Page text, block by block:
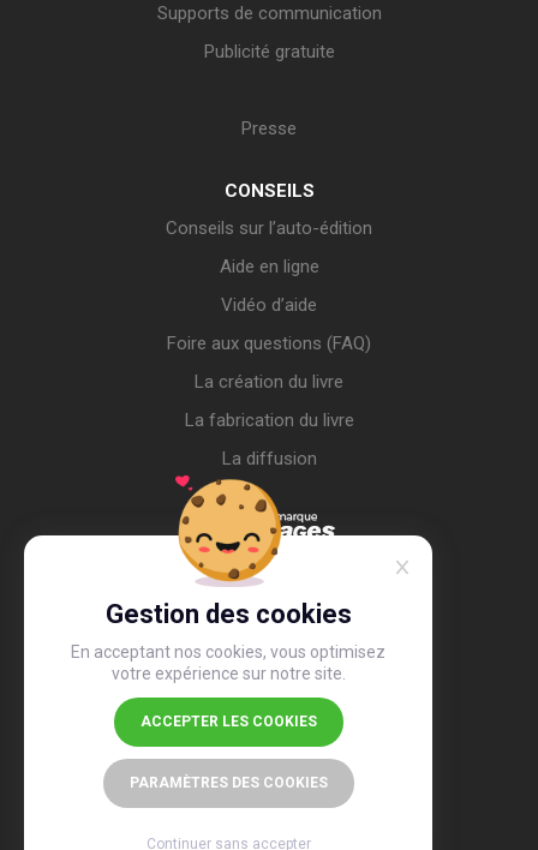
Gestion des cookies
En acceptant nos cookies, vous optimisez
votre expérience sur notre site.
ACCEPTER LES COOKIES
PARAMÈTRES DES COOKIES
Continuer sans accepter
Supports de communication
Publicité gratuite
Presse
CONSEILS
Conseils sur l’auto-édition
Aide en ligne
Vidéo d’aide
Foire aux questions (FAQ)
La création du livre
La fabrication du livre
La diffusion
4,4